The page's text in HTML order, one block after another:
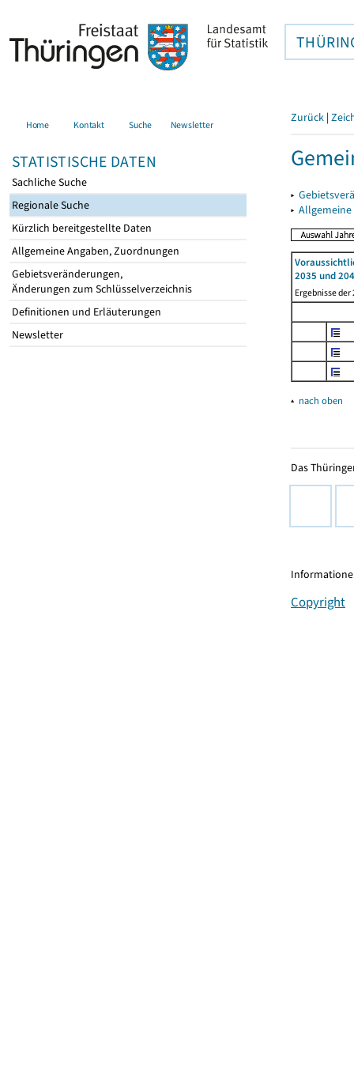
Home Kontakt Suche Newsletter
STATISTISCHE DATEN
Sachliche Suche
Regionale Suche
Kürzlich bereitgestellte Daten
Allgemeine Angaben, Zuordnungen
Gebietsveränderungen,
Änderungen zum Schlüsselverzeichnis
Definitionen und Erläuterungen
Newsletter
Zurück |
▸
▸
2035 und
Ergebnisse
▴ nach oben
Das
Copyright